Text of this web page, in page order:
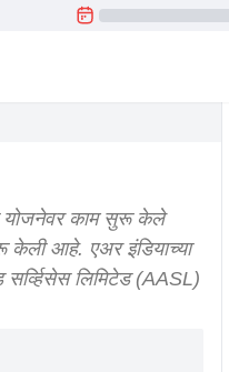
योजनेवर काम सुरू केले
केली आहे. एअर इंडियाच्या
लिमिटेड (AASL)